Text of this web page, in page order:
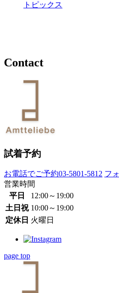
トピックス
Contact
試着予約
お電話でご予約03-5801-5812 フ
営業時間
平日
12:00～19:00
土日祝 10:00～19:00
定休日 火曜日
page top